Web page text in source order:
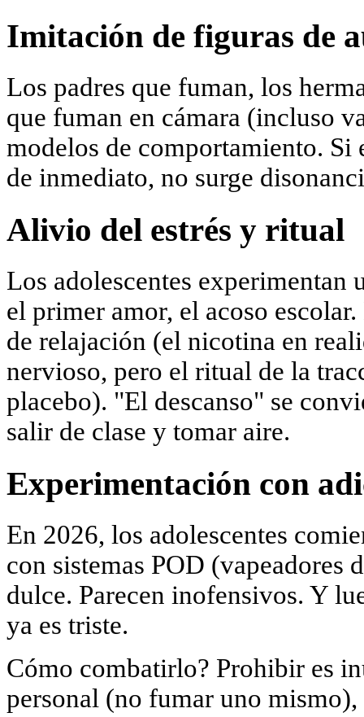
Imitación de figuras de
Los padres que fuman, los
que fuman en cámara (incluso
modelos de comportamiento. Si
de inmediato, no surge
Alivio del estrés y ritual
Los adolescentes experimentan
el primer amor, el acoso
de relajación (el nicotina en
nervioso, pero el ritual de la
placebo). "El descanso" se
salir de clase y tomar aire.
Experimentación con
En 2026, los adolescentes
con sistemas POD (vapeadores
dulce. Parecen inofensivos. Y
ya es triste.
Cómo combatirlo? Prohibir es
personal (no fumar uno